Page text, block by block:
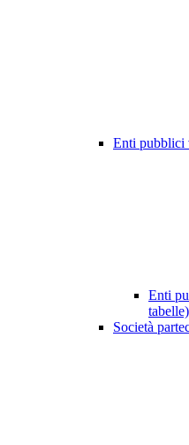
Enti pubblici
Enti
tabelle)
Società